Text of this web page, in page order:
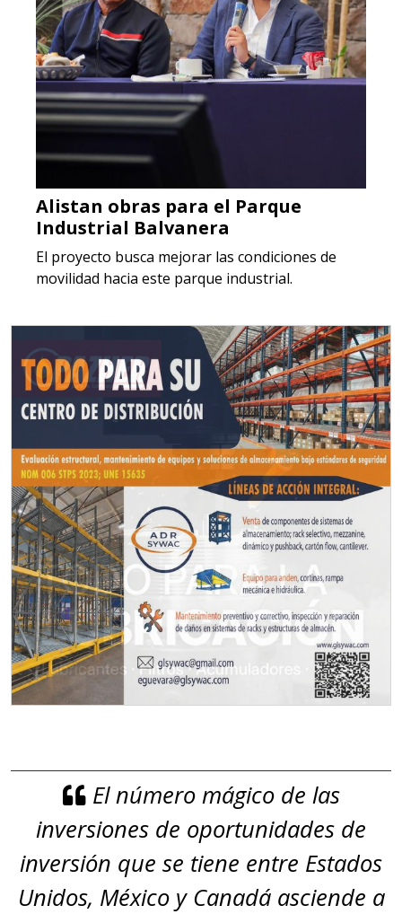
Alistan obras para el Parque
Industrial Balvanera
El proyecto busca mejorar las condiciones de
movilidad hacia este parque industrial.
El número mágico de las
inversiones de oportunidades de
inversión que se tiene entre Estados
Unidos, México y Canadá asciende a